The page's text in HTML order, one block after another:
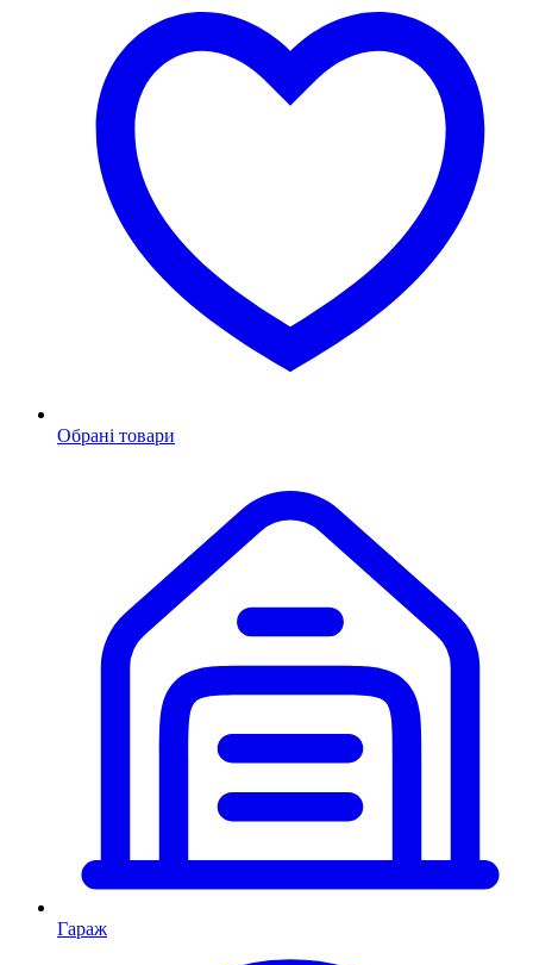
Обрані товари
Гараж